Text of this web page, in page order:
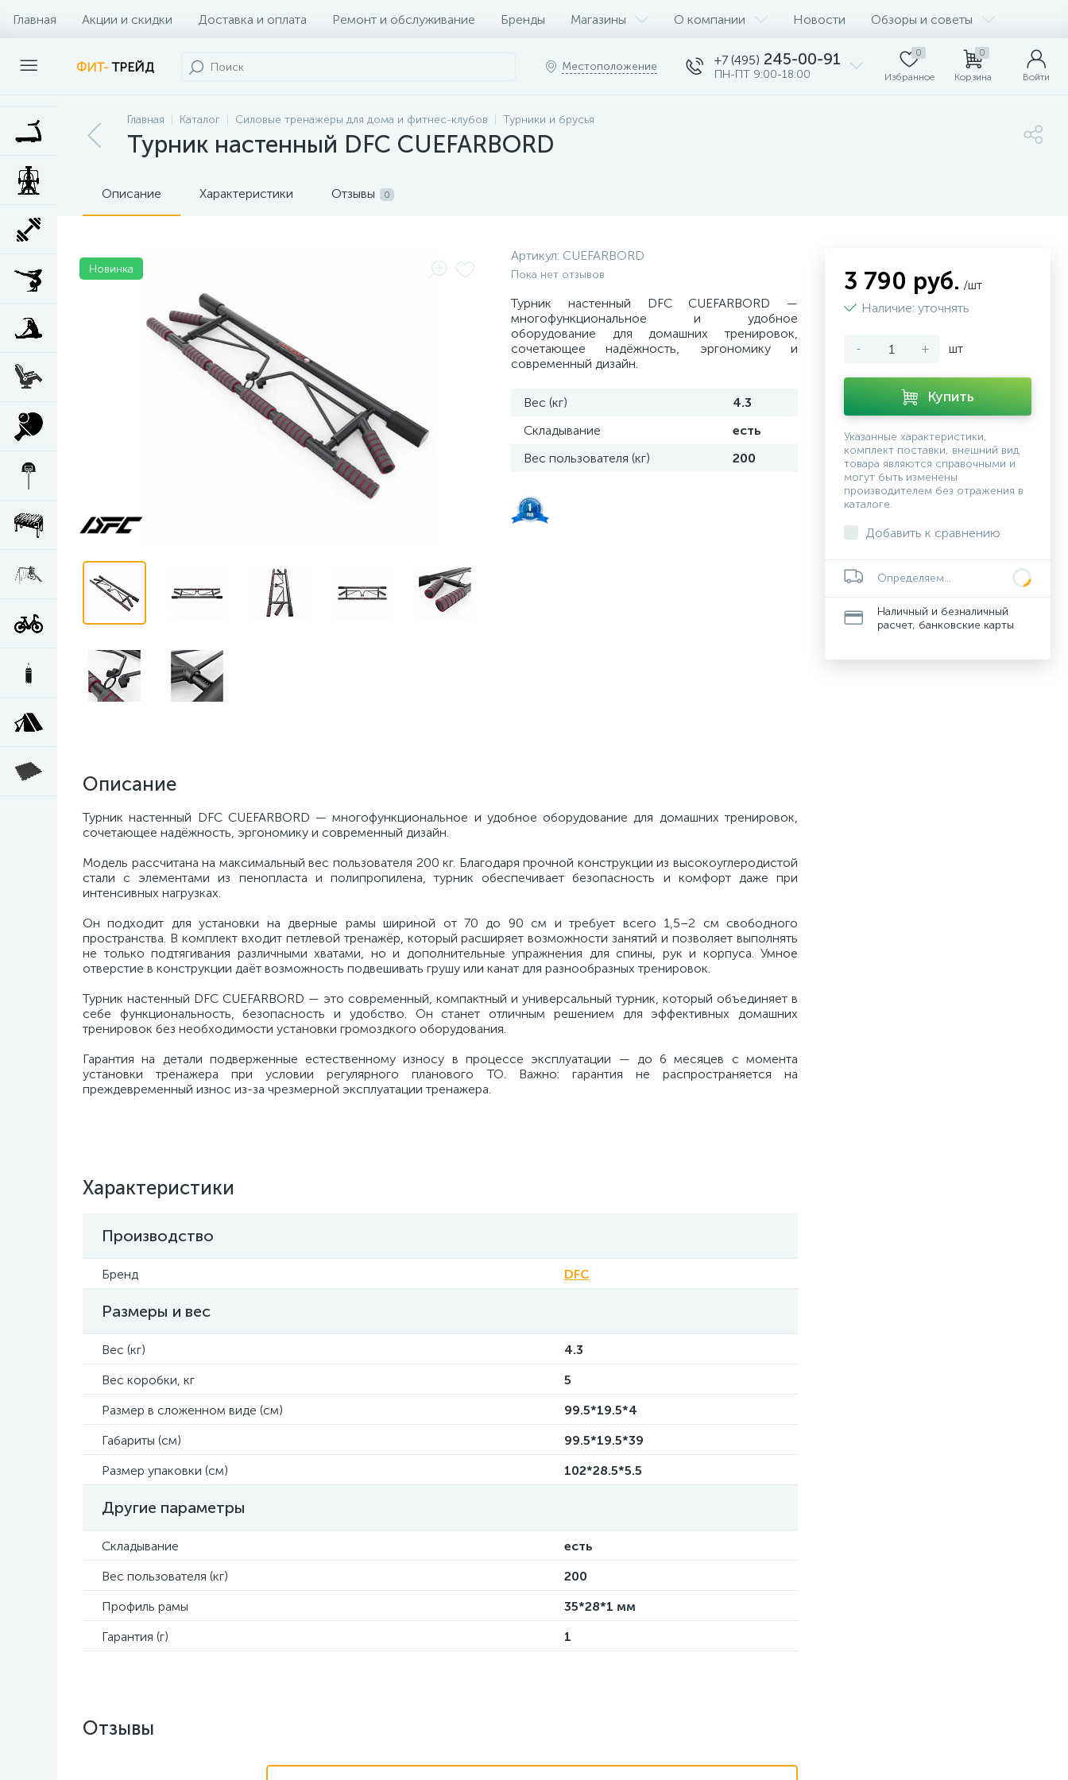
Главная Акции и скидки Доставка и оплата Ремонт и обслуживание Бренды Магазины О компании Новости Обзоры и советы
Наши клиенты Контакты
ФИТ-ТРЕЙД Местоположение +7 (495) 245-00-91
ПН-ПТ 9:00-18:00
0
Избранное
0
Корзина Войти
Главная Каталог Силовые тренажеры для дома и фитнес-клубов Турники и брусья
Турник настенный DFC CUEFARBORD
Описание Характеристики Отзывы 0
Новинка
Артикул: CUEFARBORD
Пока нет отзывов
Турник настенный DFC CUEFARBORD —
многофункциональное и удобное
оборудование для домашних тренировок,
сочетающее надёжность, эргономику и
современный дизайн.
Вес (кг)
4.3
Складывание
есть
Вес пользователя (кг)
200
Описание
Турник настенный DFC CUEFARBORD — многофункциональное и удобное оборудование для домашних тренировок,
сочетающее надёжность, эргономику и современный дизайн.
Модель рассчитана на максимальный вес пользователя 200 кг. Благодаря прочной конструкции из высокоуглеродистой
стали с элементами из пенопласта и полипропилена, турник обеспечивает безопасность и комфорт даже при
интенсивных нагрузках.
Он подходит для установки на дверные рамы шириной от 70 до 90 см и требует всего 1,5–2 см свободного
пространства. В комплект входит петлевой тренажёр, который расширяет возможности занятий и позволяет выполнять
не только подтягивания различными хватами, но и дополнительные упражнения для спины, рук и корпуса. Умное
отверстие в конструкции даёт возможность подвешивать грушу или канат для разнообразных тренировок.
Турник настенный DFC CUEFARBORD — это современный, компактный и универсальный турник, который объединяет в
себе функциональность, безопасность и удобство. Он станет отличным решением для эффективных домашних
тренировок без необходимости установки громоздкого оборудования.
Гарантия на детали подверженные естественному износу в процессе эксплуатации — до 6 месяцев с момента
установки тренажера при условии регулярного планового ТО. Важно: гарантия не распространяется на
преждевременный износ из-за чрезмерной эксплуатации тренажера.
Характеристики
Производство
Бренд DFC
Размеры и вес
Вес (кг)
4.3
Вес коробки, кг
5
Размер в сложенном виде (см)
99.5*19.5*4
Габариты (см)
99.5*19.5*39
Размер упаковки (см)
102*28.5*5.5
Другие параметры
Складывание
есть
Вес пользователя (кг)
200
Профиль рамы
35*28*1 мм
Гарантия (г)
1
3 790 руб. /шт
Наличие: уточнять
- + шт
Купить
Указанные характеристики,
комплект поставки, внешний вид
товара являются справочными и
могут быть изменены
производителем без отражения в
каталоге.
Добавить к сравнению
Определяем...
Наличный и безналичный
расчет, банковские карты
Отзывы